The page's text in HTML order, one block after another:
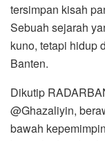
tersimpan kisah
Sebuah sejarah
kuno, tetapi hidup
Banten.
Dikutip
@Ghazaliyin,
bawah